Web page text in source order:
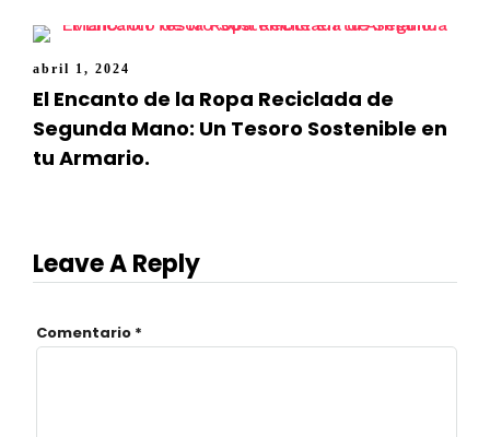
abril 1, 2024
El Encanto de la Ropa Reciclada de
Segunda Mano: Un Tesoro Sostenible en
tu Armario.
Leave A Reply
Comentario *